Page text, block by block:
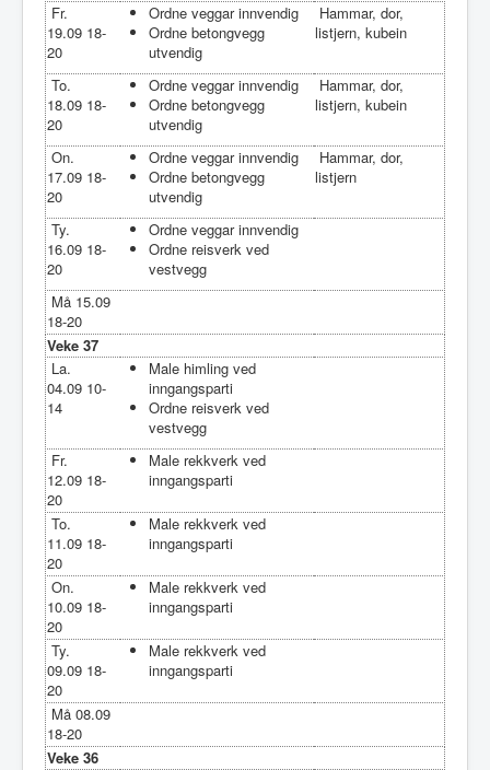
Fr.
19.09 18-
20
Ordne veggar innvendig
Ordne betongvegg
utvendig
Hammar, dor,
listjern, kubein
To.
18.09 18-
20
Ordne veggar innvendig
Ordne betongvegg
utvendig
Hammar, dor,
listjern, kubein
On.
17.09 18-
20
Ordne veggar innvendig
Ordne betongvegg
utvendig
Hammar, dor,
listjern
Ty.
16.09 18-
20
Ordne veggar innvendig
Ordne reisverk ved
vestvegg
Må 15.09
18-20
Veke 37
La.
04.09 10-
14
Male himling ved
inngangsparti
Ordne reisverk ved
vestvegg
Fr.
12.09 18-
20
Male rekkverk ved
inngangsparti
To.
11.09 18-
20
Male rekkverk ved
inngangsparti
On.
10.09 18-
20
Male rekkverk ved
inngangsparti
Ty.
09.09 18-
20
Male rekkverk ved
inngangsparti
Må 08.09
18-20
Veke 36